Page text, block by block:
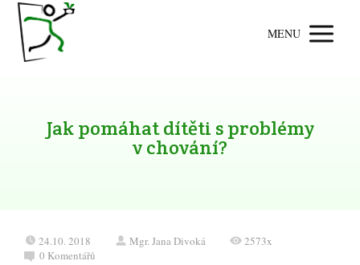
MENU
Jak pomáhat dítěti s problémy
v chování?
24.10. 2018 Mgr. Jana Divoká
2573x
0 Komentářů